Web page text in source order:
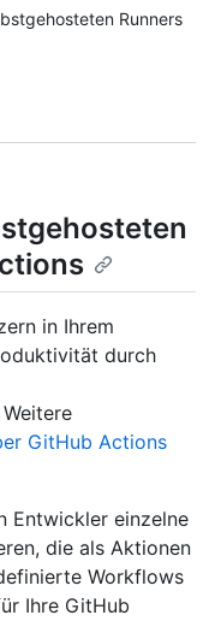
Runners
in Ihrem
durch
GitHub Actions
Entwickler einzelne
die als Aktionen
Workflows
Ihre GitHub